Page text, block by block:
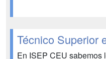
Técnico Superior
En ISEP CEU sabemos